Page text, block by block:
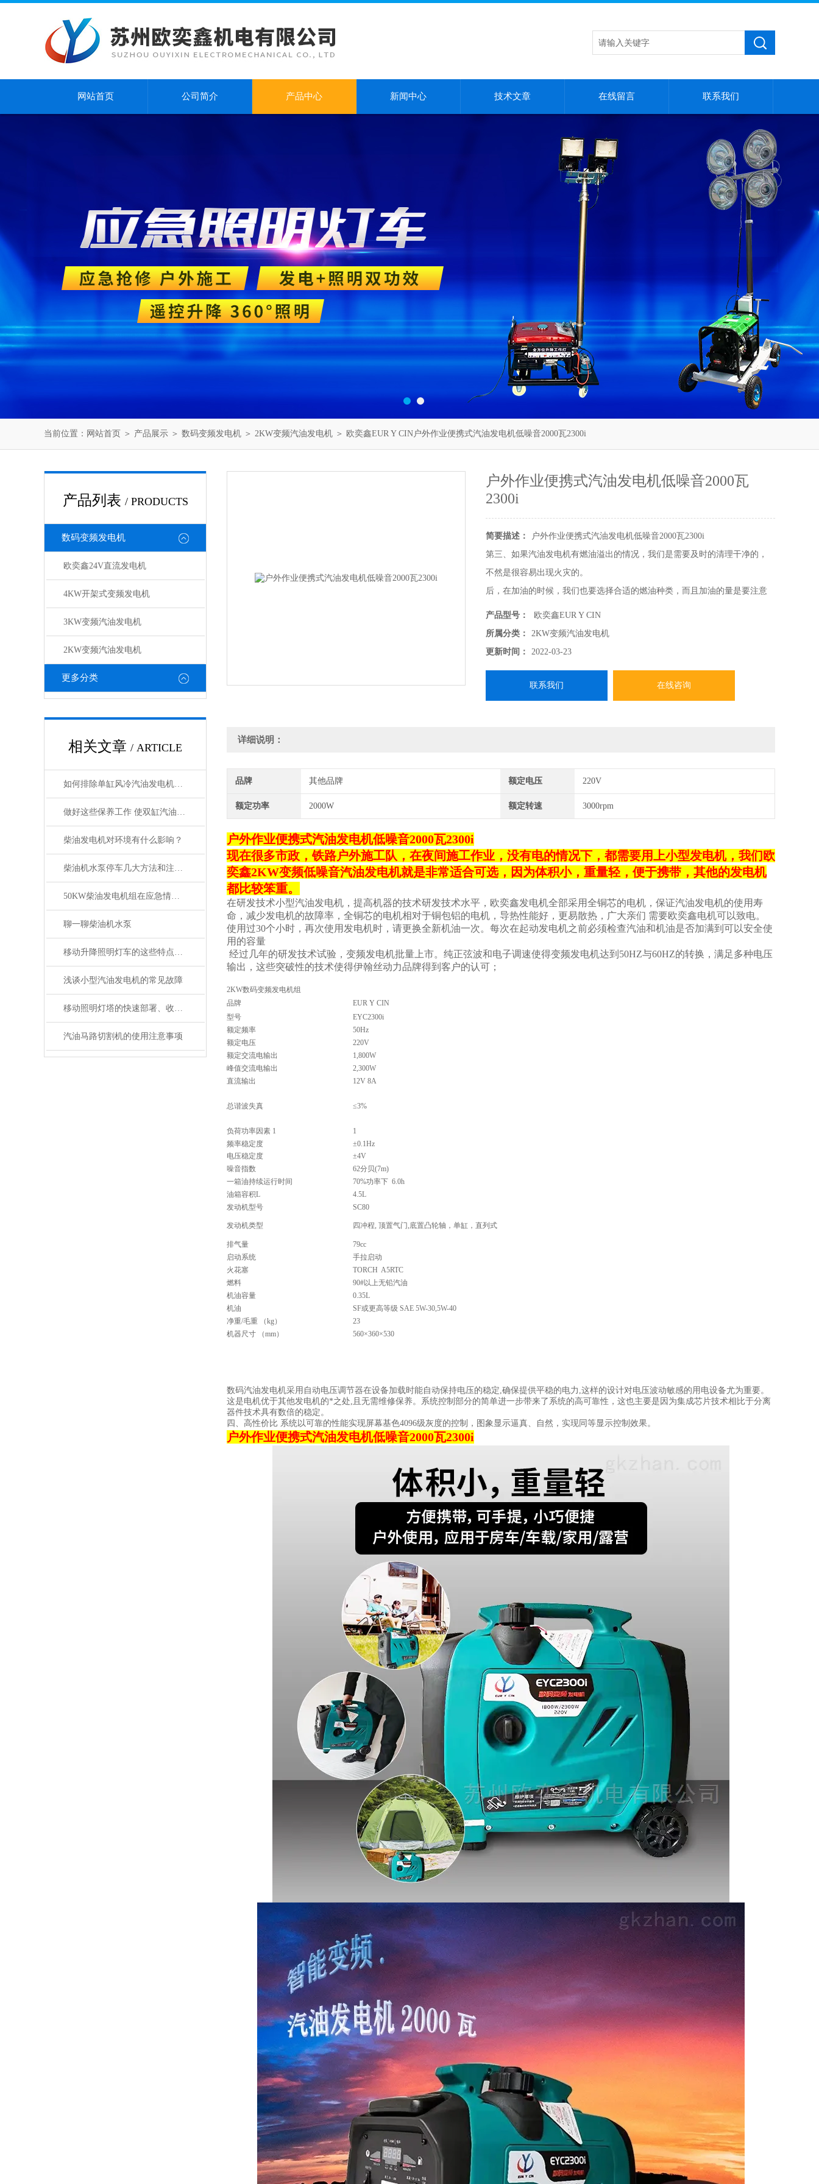
网站首页 公司简介 产品中心 新闻中心 技术文章 在线留言 联系我们
当前位置： 网站首页 ＞ 产品展示 ＞ 数码变频发电机 ＞ 2KW变频汽油发电机 ＞ 欧奕鑫EUR Y CIN户外作业便携式汽油发电机低噪音2000瓦2300i
产品列表 / PRODUCTS
数码变频发电机
欧奕鑫24V直流发电机
4KW开架式变频发电机
3KW变频汽油发电机
2KW变频汽油发电机
更多分类
相关文章 / ARTICLE
如何排除单缸风冷汽油发电机常见故障
做好这些保养工作 使双缸汽油发电机发挥更大作用
柴油发电机对环境有什么影响？
柴油机水泵停车几大方法和注意事项
50KW柴油发电机组在应急情况下的作用和重要性
聊一聊柴油机水泵
移动升降照明灯车的这些特点便利了众多行业
浅谈小型汽油发电机的常见故障
移动照明灯塔的快速部署、收纳与运输全流程指南
汽油马路切割机的使用注意事项
户外作业便携式汽油发电机低噪音2000瓦
2300i
简要描述：
户外作业便携式汽油发电机低噪音2000瓦2300i
第三、如果汽油发电机有燃油溢出的情况，我们是需要及时的清理干净的，
不然是很容易出现火灾的。
后，在加油的时候，我们也要选择合适的燃油种类，而且加油的量是要注意
的，不能超过规定的用量。
产品型号：
欧奕鑫EUR Y CIN
所属分类：
2KW变频汽油发电机
更新时间：
2022-03-23
联系我们 在线咨询
详细说明：
品牌 其他品牌 额定电压 220V
额定功率 2000W 额定转速 3000rpm
户外作业便携式汽油发电机低噪音2000瓦2300i
现在很多市政，铁路户外施工队，在夜间施工作业，没有电的情况下，都需要用上小型发电机，我们欧
奕鑫2KW变频低噪音汽油发电机就是非常适合可选，因为体积小，重量轻，便于携带，其他的发电机
都比较笨重。
在研发技术小型汽油发电机，提高机器的技术研发技术水平，欧奕鑫发电机全部采用全铜芯的电机，保证汽油发电机的使用寿
命，减少发电机的故障率，全铜芯的电机相对于铜包铝的电机，导热性能好，更易散热，广大亲们 需要欧奕鑫电机可以致电。
使用过30个小时，再次使用发电机时，请更换全新机油一次。每次在起动发电机之前必须检查汽油和机油是否加满到可以安全使
用的容量
经过几年的研发技术试验，变频发电机批量上市。纯正弦波和电子调速使得变频发电机达到50HZ与60HZ的转换，满足多种电压
输出，这些突破性的技术使得伊翰丝动力品牌得到客户的认可；
2KW数码变频发电机组
品牌
EUR Y CIN
型号
EYC2300i
额定频率
50Hz
额定电压
220V
额定交流电输出
1,800W
峰值交流电输出
2,300W
直流输出
12V 8A
总谐波失真 ≤3%
负荷功率因素 1
1
频率稳定度
±0.1Hz
电压稳定度
±4V
噪音指数
62分贝(7m)
一箱油持续运行时间
70%功率下 6.0h
油箱容积L
4.5L
发动机型号
SC80
发动机类型 四冲程, 顶置气门,底置凸轮轴，单缸，直列式
排气量
79cc
启动系统
手拉启动
火花塞
TORCH A5RTC
燃料
90#以上无铅汽油
机油容量
0.35L
机油
SF或更高等级 SAE 5W-30,5W-40
净重/毛重 （kg）
23
机器尺寸 （mm）
560×360×530
数码汽油发电机采用自动电压调节器在设备加载时能自动保持电压的稳定,确保提供平稳的电力,这样的设计对电压波动敏感的用电设备尤为重要。
这是电机优于其他发电机的*之处,且无需维修保养。系统控制部分的简单进一步带来了系统的高可靠性，这也主要是因为集成芯片技术相比于分离
器件技术具有数倍的稳定。
四、高性价比 系统以可靠的性能实现屏幕基色4096级灰度的控制，图象显示逼真、自然，实现同等显示控制效果。
户外作业便携式汽油发电机低噪音2000瓦2300i